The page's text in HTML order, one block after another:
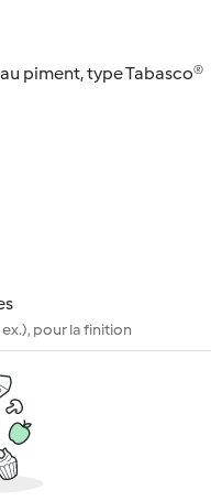
piment, type Tabasco®
pour la finition